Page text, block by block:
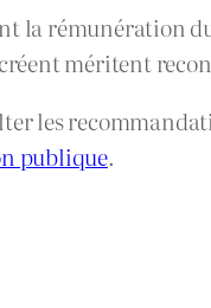
la rémunération
méritent
les
publique.